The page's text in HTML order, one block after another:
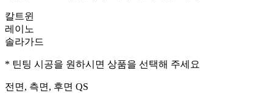
칼트윈
레이노
솔라가드
* 틴팅 시공을 원하시면 상품을 선택해 주세요
전면, 측면, 후면 QS